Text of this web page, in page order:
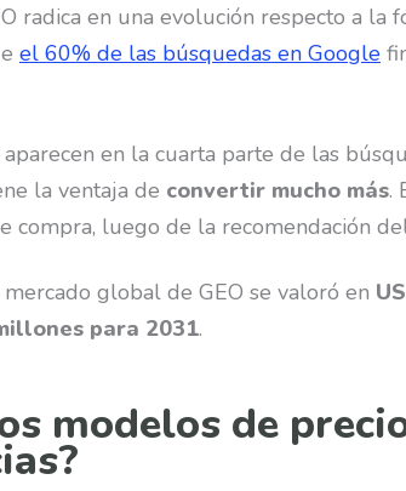
radica en una evolución respecto a la
el 60% de las búsquedas en Google
en la cuarta parte de las
la ventaja de convertir mucho más.
compra, luego de la recomendación
global de GEO se valoró en
para 2031.
modelos de